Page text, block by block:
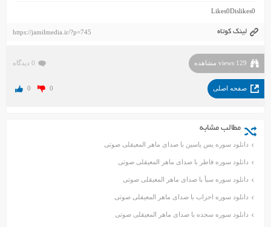
Likes0Dislikes0
لینک کوتاه https://jamilmedia.ir/?p=745
129 views مشاهده 0 دیدگاه
صفحه اصلی 0 0
مطالب مشابه
دانلود سوره یس یاسین با صدای ماهر المعیقلی صوتی
دانلود سوره فاطر با صدای ماهر المعیقلی صوتی
دانلود سوره سبأ با صدای ماهر المعیقلی صوتی
دانلود سوره احزاب با صدای ماهر المعیقلی صوتی
دانلود سوره سجده با صدای ماهر المعیقلی صوتی